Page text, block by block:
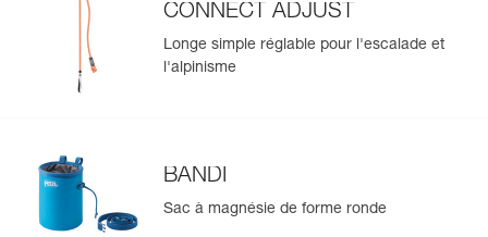
CONNECT ADJUST
Longe simple réglable pour l'escalade et
l'alpinisme
BANDI
Sac à magnésie de forme ronde